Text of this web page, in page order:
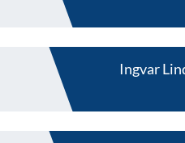
Ingvar